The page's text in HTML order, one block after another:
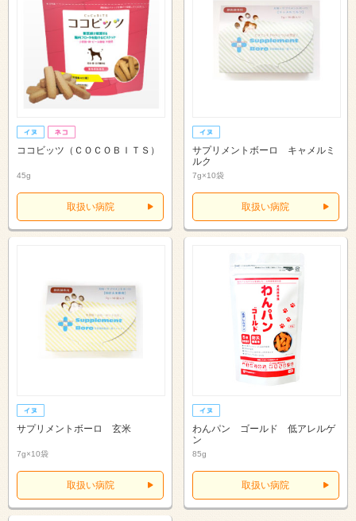
ココビッツ（ＣＯＣＯＢＩＴＳ）
45g
取扱い病院
サプリメントボーロ キャメルミ
ルク
7g×10袋
取扱い病院
サプリメントボーロ 玄米
7g×10袋
取扱い病院
わんパン ゴールド 低アレルゲ
ン
85g
取扱い病院